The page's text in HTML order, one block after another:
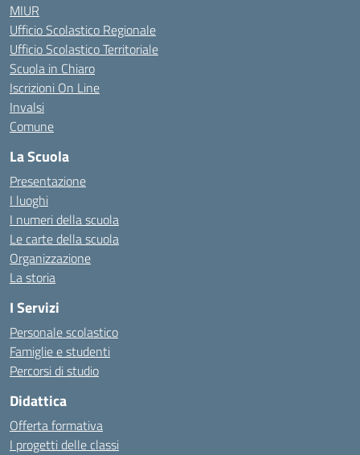
MIUR
Ufficio Scolastico Regionale
Ufficio Scolastico Territoriale
Scuola in Chiaro
Iscrizioni On Line
Invalsi
Comune
La Scuola
Presentazione
I luoghi
I numeri della scuola
Le carte della scuola
Organizzazione
La storia
I Servizi
Personale scolastico
Famiglie e studenti
Percorsi di studio
Didattica
Offerta formativa
I progetti delle classi